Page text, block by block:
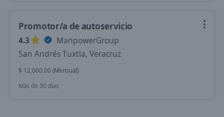
Promotor/a de autoservicio
4.3
ManpowerGroup
San Andrés Tuxtla, Veracruz
$ 12,000.00 (Mensual)
Más de 30 días